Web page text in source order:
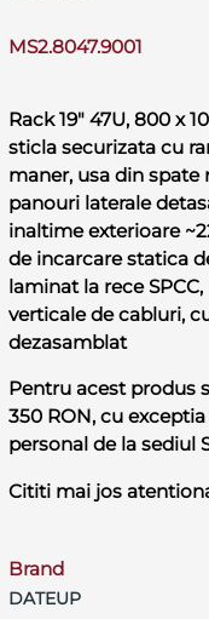
MS2.8047.9001
Rack 19" 47U, 800 x
sticla securizata cu
maner, usa din
panouri laterale
inaltime exterioare
de incarcare statica
laminat la rece
verticale de cabluri,
dezasamblat
Pentru acest produs
350 RON, cu
personal de la sediul
Cititi mai jos
Brand
DATEUP